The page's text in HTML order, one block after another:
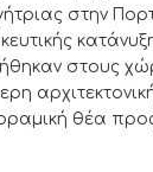
στην
στους
θέα